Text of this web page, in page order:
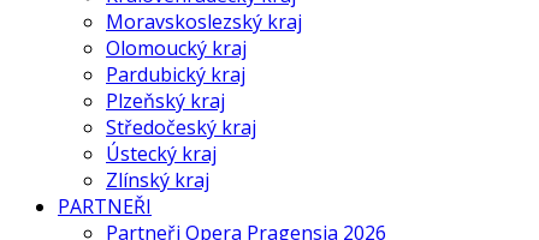
Moravskoslezský kraj
Olomoucký kraj
Pardubický kraj
Plzeňský kraj
Středočeský kraj
Ústecký kraj
Zlínský kraj
PARTNEŘI
Partneři Opera Pragensia 2026